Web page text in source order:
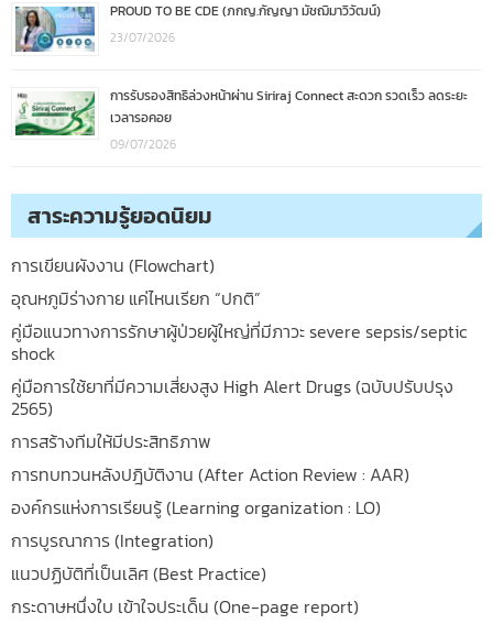
PROUD TO BE CDE (ภกญ.กัญญา มัชฌิมาวิวัฒน์)
23/07/2026
การรับรองสิทธิล่วงหน้าผ่าน Siriraj Connect สะดวก รวดเร็ว ลดระยะ
เวลารอคอย
09/07/2026
สาระความรู้ยอดนิยม
การเขียนผังงาน (Flowchart)
อุณหภูมิร่างกาย แค่ไหนเรียก “ปกติ”
คู่มือแนวทางการรักษาผู้ป่วยผู้ใหญ่ที่มีภาวะ severe sepsis/septic
shock
คู่มือการใช้ยาที่มีความเสี่ยงสูง High Alert Drugs (ฉบับปรับปรุง
2565)
การสร้างทีมให้มีประสิทธิภาพ
การทบทวนหลังปฎิบัติงาน (After Action Review : AAR)
องค์กรแห่งการเรียนรู้ (Learning organization : LO)
การบูรณาการ (Integration)
แนวปฏิบัติที่เป็นเลิศ (Best Practice)
กระดาษหนึ่งใบ เข้าใจประเด็น (One-page report)